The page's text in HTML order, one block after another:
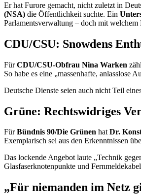
Er hat Furore gemacht, nicht zuletzt in
(NSA) die Öffentlichkeit suchte. Ein
Parlamentsverwaltung – doch mit
CDU/CSU: Snowdens
FürCDU/CSU-Obfrau Nina Warken
So habe es eine „massenhafte, anlasslose
Deutsche Dienste seien auch nicht Teil
Grüne: Rechtswidriges
FürBündnis 90/Die Grünen hatDr.
Exemplarisch sei aus den Erkenntnissen
Das lockende Angebot laute „Technik
Glasfaserknotenpunkte und
„Für niemanden im Netz